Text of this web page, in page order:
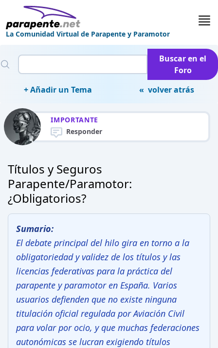
La Comunidad Virtual de Parapente y Paramotor
Buscar en el
Foro
+ Añadir un Tema
« volver atrás
IMPORTANTE
Responder
Títulos y Seguros
Parapente/Paramotor:
¿Obligatorios?
Sumario:
El debate principal del hilo gira en torno a la
obligatoriedad y validez de los títulos y las
licencias federativas para la práctica del
parapente y paramotor en España. Varios
usuarios defienden que no existe ninguna
titulación oficial regulada por Aviación Civil
para volar por ocio, y que muchas federaciones
autonómicas se lucran exigiendo títulos